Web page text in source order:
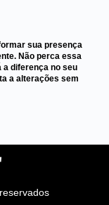
sua presença
Não perca essa
a diferença no seu
a alterações sem